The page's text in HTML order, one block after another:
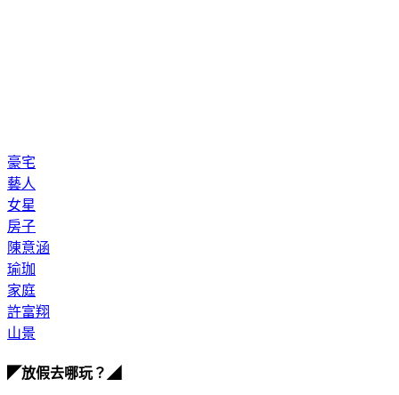
豪宅
藝人
女星
房子
陳意涵
瑜珈
家庭
許富翔
山景
◤放假去哪玩？◢